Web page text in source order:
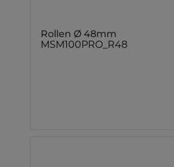
Rollen Ø 48mm
MSM100PRO_R48